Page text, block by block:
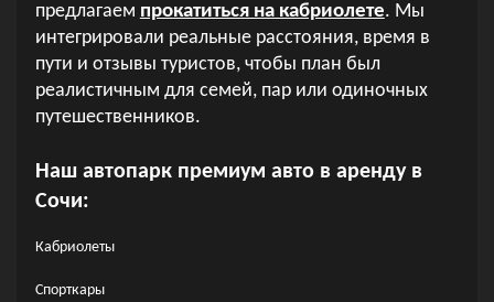
предлагаем прокатиться на кабриолете. Мы
интегрировали реальные расстояния, время в
пути и отзывы туристов, чтобы план был
реалистичным для семей, пар или одиночных
путешественников.
Наш автопарк премиум авто в аренду в
Сочи:
Кабриолеты
Спорткары